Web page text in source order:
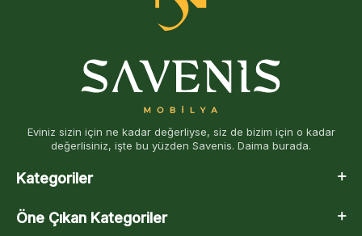
Eviniz sizin için ne kadar değerliyse, siz de bizim için o kadar
değerlisiniz, işte bu yüzden Savenis. Daima burada.
Kategoriler
Öne Çıkan Kategoriler